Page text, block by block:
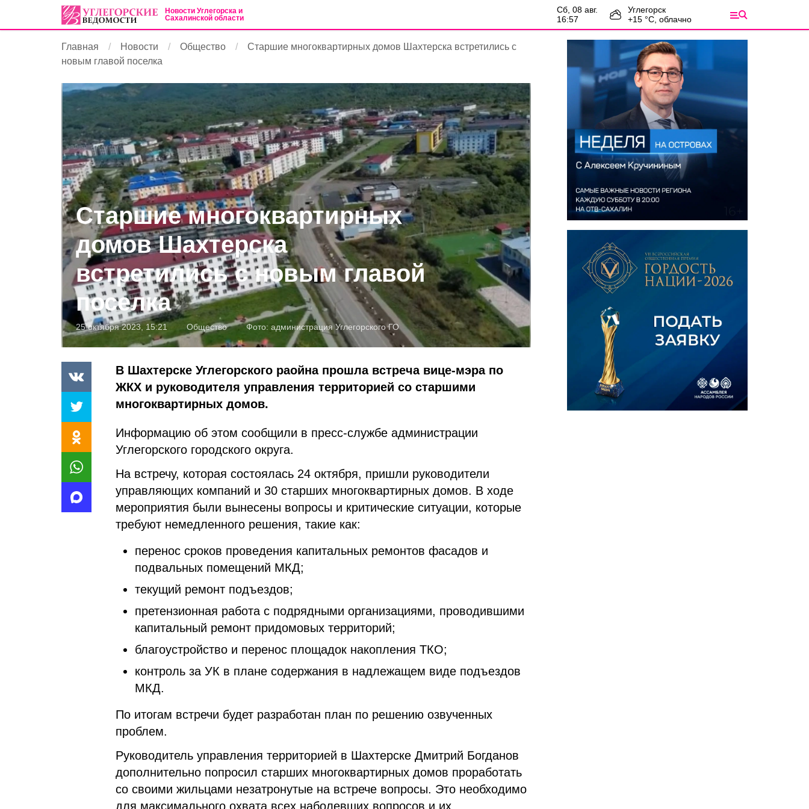
Новости Углегорска и
Сахалинской области
сб, 08 авг.
16:57
Углегорск
+15 °С, облачно
Главная Новости Общество
Старшие многоквартирных домов Шахтерска встретились с
новым главой поселка
Старшие многоквартирных
домов Шахтерска
встретились с новым главой
поселка
25 октября 2023, 15:21 Общество Фото: администрация Углегорского ГО
В Шахтерске Углегорского раойна прошла встреча вице-мэра по
ЖКХ и руководителя управления территорией со старшими
многоквартирных домов.
Информацию об этом сообщили в пресс-службе администрации
Углегорского городского округа.
На встречу, которая состоялась 24 октября, пришли руководители
управляющих компаний и 30 старших многоквартирных домов. В ходе
мероприятия были вынесены вопросы и критические ситуации, которые
требуют немедленного решения, такие как:
перенос сроков проведения капитальных ремонтов фасадов и
подвальных помещений МКД;
текущий ремонт подъездов;
претензионная работа с подрядными организациями, проводившими
капитальный ремонт придомовых территорий;
благоустройство и перенос площадок накопления ТКО;
контроль за УК в плане содержания в надлежащем виде подъездов
МКД.
По итогам встречи будет разработан план по решению озвученных
проблем.
Руководитель управления территорией в Шахтерске Дмитрий Богданов
дополнительно попросил старших многоквартирных домов проработать
со своими жильцами незатронутые на встрече вопросы. Это необходимо
для максимального охвата всех наболевших вопросов и их